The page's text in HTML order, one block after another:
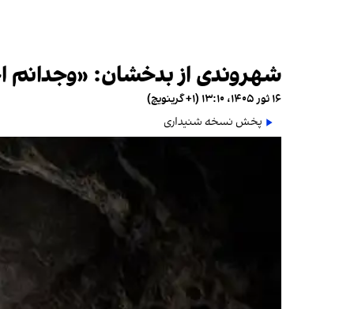
شهروندی از بدخشان: «وجدانم
۱۶ ثور ۱۴۰۵، ۱۳:۱۰ (‎+۱ گرینویچ)
پخش نسخه شنیداری